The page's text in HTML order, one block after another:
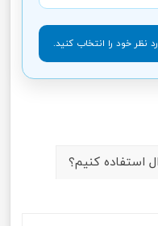
نظر خود را انتخاب کنید.
استفاده کنیم؟